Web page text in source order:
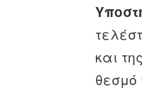
και της
θεσμό